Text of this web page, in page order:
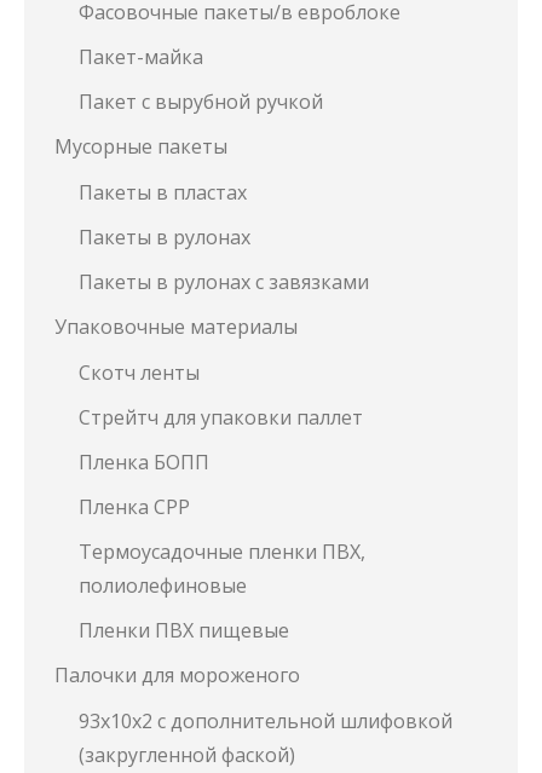
Фасовочные пакеты/в евроблоке
Пакет-майка
Пакет с вырубной ручкой
Мусорные пакеты
Пакеты в пластах
Пакеты в рулонах
Пакеты в рулонах с завязками
Упаковочные материалы
Скотч ленты
Стрейтч для упаковки паллет
Пленка БОПП
Пленка СРР
Термоусадочные пленки ПВХ,
полиолефиновые
Пленки ПВХ пищевые
Палочки для мороженого
93х10х2 с дополнительной шлифовкой
(закругленной фаской)